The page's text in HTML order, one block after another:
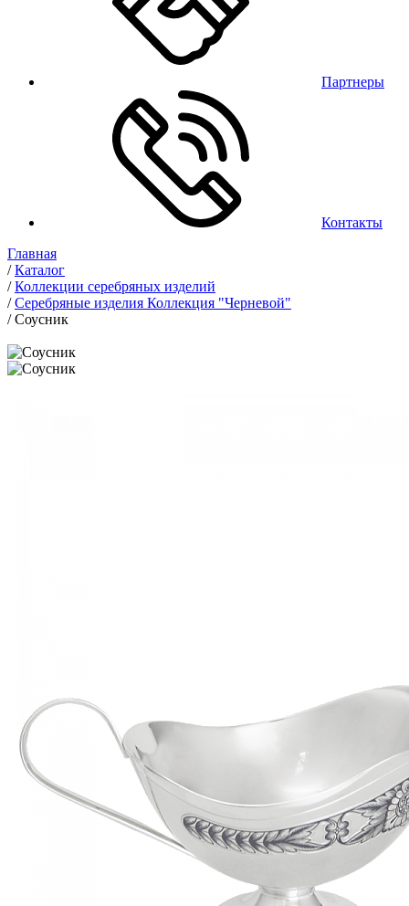
Партнеры
Контакты
Главная
/Каталог
/Коллекции серебряных изделий
/Серебряные изделия Коллекция "Черневой"
/Соусник